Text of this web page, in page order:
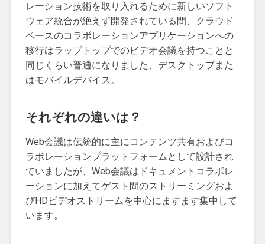
レーション技術を取り入れるために新しいソフト
ウェア統合が絶えず開発されている間、クラウド
ベースのコラボレーションアプリケーションへの
移行はラップトップでのビデオ会議を持つことと
同じくらい普通になりました、デスクトップまた
はモバイルデバイス。
それぞれの違いは？
Web会議は伝統的に主にコンテンツ共有およびコ
ラボレーションプラットフォームとして設計され
ていましたが、Web会議はドキュメントコラボレ
ーションに加えてゲスト間のストリーミングおよ
びHDビデオストリームを中心にますます集中して
います。